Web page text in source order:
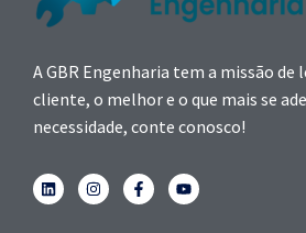
A GBR Engenharia tem a missão de
cliente, o melhor e o que mais se
necessidade, conte conosco!